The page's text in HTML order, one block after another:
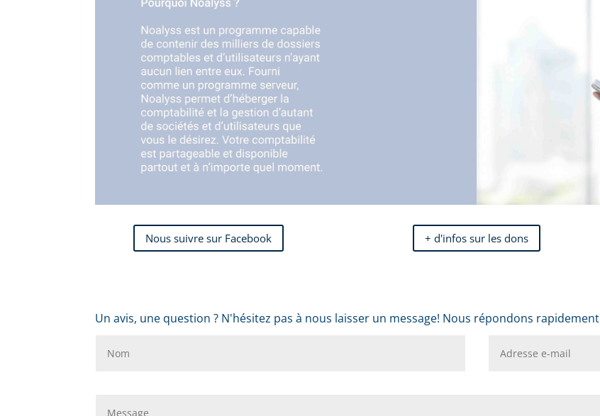
Nous suivre sur Facebook + d'infos sur les dons
Un avis, une question ? N'hésitez pas à nous laisser un message! Nous répondons rapidement